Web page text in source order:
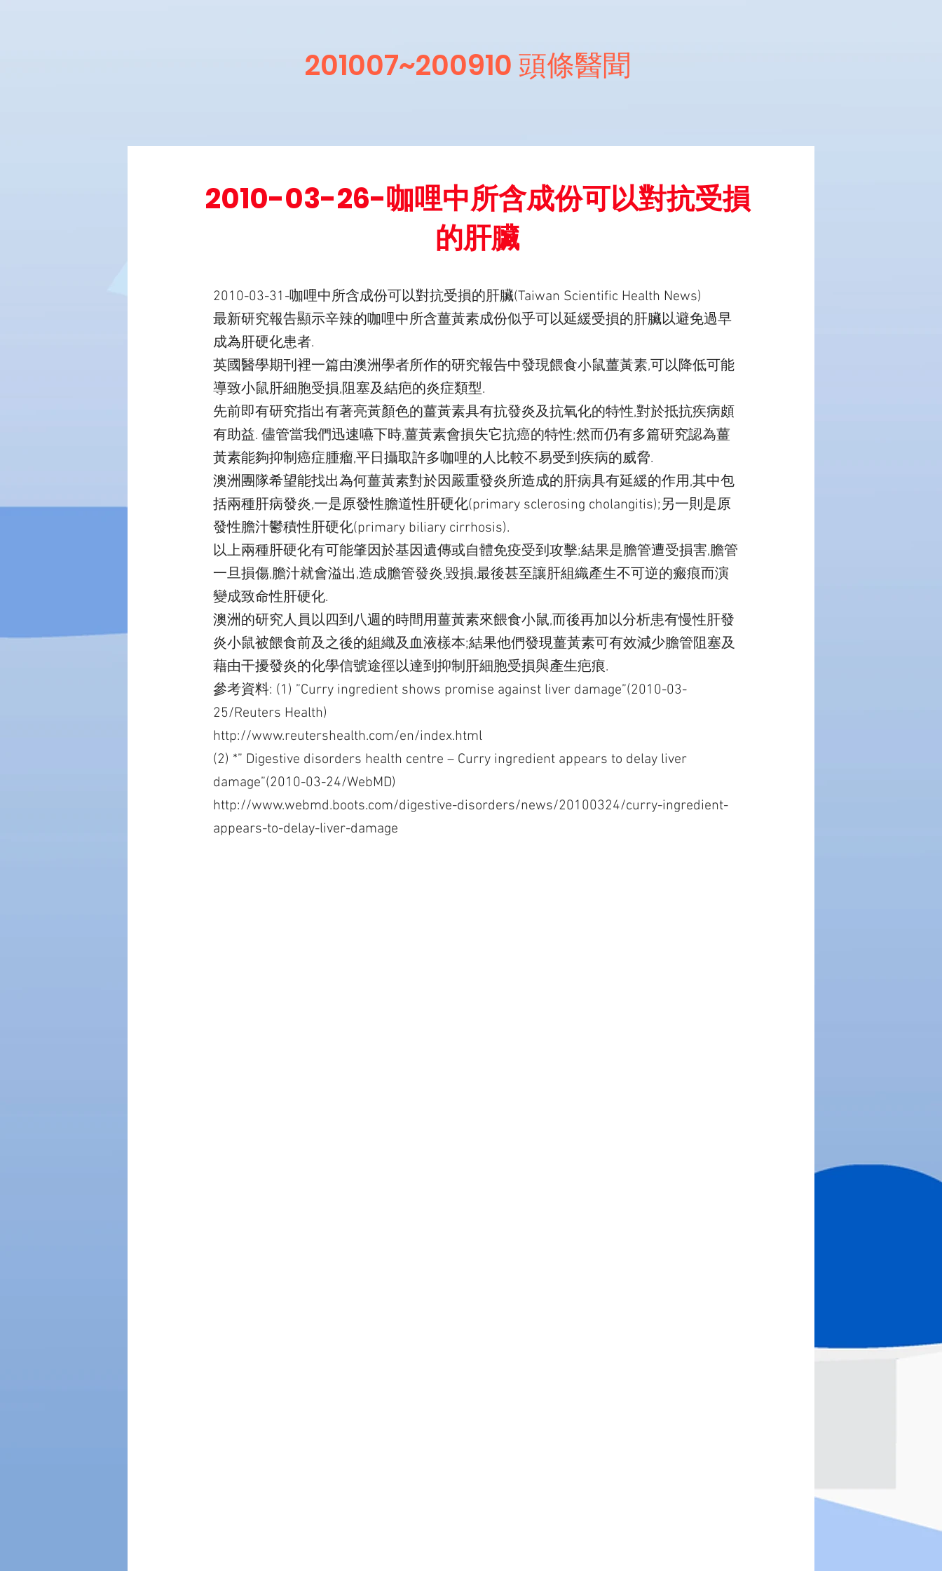
201007~200910 頭條醫聞
2010-03-26-咖哩中所含成份可以對抗受損
的肝臟
2010-03-31-咖哩中所含成份可以對抗受損的肝臟(Taiwan Scientific Health News)
最新研究報告顯示辛辣的咖哩中所含薑黃素成份似乎可以延緩受損的肝臟以避免過早
成為肝硬化患者.
英國醫學期刊裡一篇由澳洲學者所作的研究報告中發現餵食小鼠薑黃素,可以降低可能
導致小鼠肝細胞受損,阻塞及結疤的炎症類型.
先前即有研究指出有著亮黃顏色的薑黃素具有抗發炎及抗氧化的特性,對於抵抗疾病頗
有助益. 儘管當我們迅速嚥下時,薑黃素會損失它抗癌的特性;然而仍有多篇研究認為薑
黃素能夠抑制癌症腫瘤,平日攝取許多咖哩的人比較不易受到疾病的威脅.
澳洲團隊希望能找出為何薑黃素對於因嚴重發炎所造成的肝病具有延緩的作用,其中包
括兩種肝病發炎,一是原發性膽道性肝硬化(primary sclerosing cholangitis);另一則是原
發性膽汁鬱積性肝硬化(primary biliary cirrhosis).
以上兩種肝硬化有可能肇因於基因遺傳或自體免疫受到攻擊;結果是膽管遭受損害,膽管
一旦損傷,膽汁就會溢出,造成膽管發炎,毀損,最後甚至讓肝組織產生不可逆的瘢痕而演
變成致命性肝硬化.
澳洲的研究人員以四到八週的時間用薑黃素來餵食小鼠,而後再加以分析患有慢性肝發
炎小鼠被餵食前及之後的組織及血液樣本;結果他們發現薑黃素可有效減少膽管阻塞及
藉由干擾發炎的化學信號途徑以達到抑制肝細胞受損與產生疤痕.
參考資料: (1) ”Curry ingredient shows promise against liver damage”(2010-03-
25/Reuters Health)
http://www.reutershealth.com/en/index.html
(2) *” Digestive disorders health centre – Curry ingredient appears to delay liver
damage”(2010-03-24/WebMD)
http://www.webmd.boots.com/digestive-disorders/news/20100324/curry-ingredient-
appears-to-delay-liver-damage